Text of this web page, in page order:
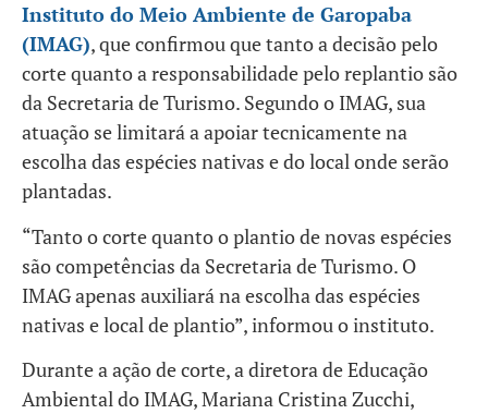
Instituto do Meio Ambiente de Garopaba
(IMAG), que confirmou que tanto a decisão pelo
corte quanto a responsabilidade pelo replantio são
da Secretaria de Turismo. Segundo o IMAG, sua
atuação se limitará a apoiar tecnicamente na
escolha das espécies nativas e do local onde serão
plantadas.
“Tanto o corte quanto o plantio de novas espécies
são competências da Secretaria de Turismo. O
IMAG apenas auxiliará na escolha das espécies
nativas e local de plantio”, informou o instituto.
Durante a ação de corte, a diretora de Educação
Ambiental do IMAG, Mariana Cristina Zucchi,